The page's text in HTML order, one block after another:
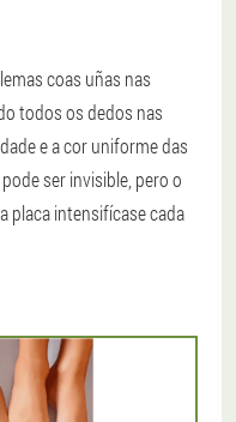
coas uñas nas
todos os dedos nas
e a cor uniforme das
ser invisible, pero o
placa intensifícase cada